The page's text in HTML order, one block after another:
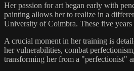
Her passion for art began early with
painting allows her to realize in a
University of Coimbra. These five
A crucial moment in her training is
her vulnerabilities, combat
transforming her from a "perfectionist"